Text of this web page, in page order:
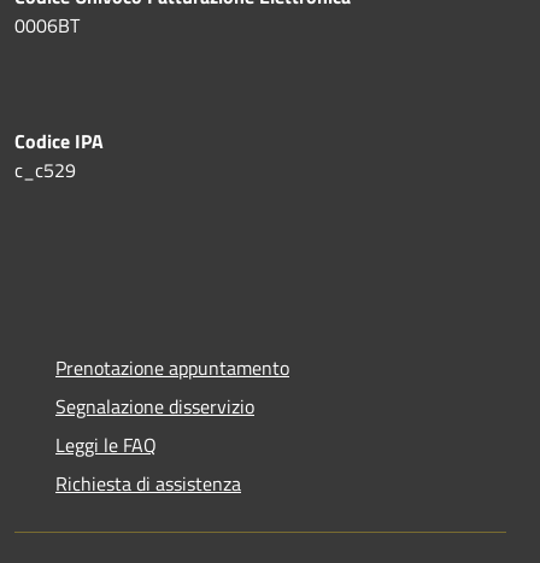
0006BT
Codice IPA
c_c529
Prenotazione appuntamento
Segnalazione disservizio
Leggi le FAQ
Richiesta di assistenza